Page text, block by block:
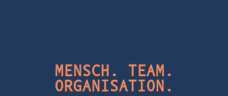
MENSCH. TEAM.
ORGANISATION.